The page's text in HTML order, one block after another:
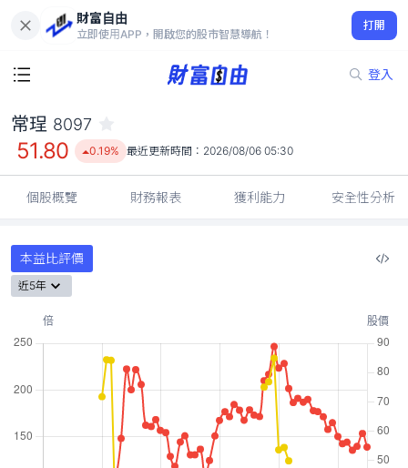
財富自由
立即使用APP，開啟您的股市智慧導航！
打開
登入
51.80
0.19%
常珵 8097
51.80 0.19% 最近更新時間： 2026/08/06 05:30
個股概覽 財務報表 獲利能力 安全性分析
本益比評價
近5年